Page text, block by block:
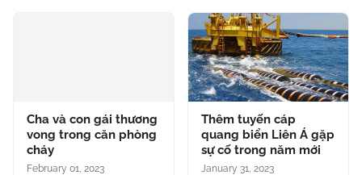
Cha và con gái thương
vong trong căn phòng
cháy
February 01, 2023
Thêm tuyến cáp
quang biển Liên Á gặp
sự cố trong năm mới
January 31, 2023